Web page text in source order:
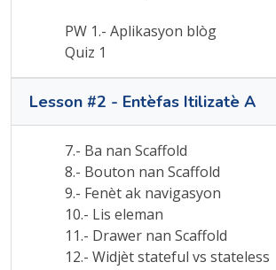
PW 1.- Aplikasyon blòg
Quiz 1
Lesson #2 - Entèfas Itilizatè A
7.- Ba nan Scaffold
8.- Bouton nan Scaffold
9.- Fenèt ak navigasyon
10.- Lis eleman
11.- Drawer nan Scaffold
12.- Widjèt stateful vs stateless